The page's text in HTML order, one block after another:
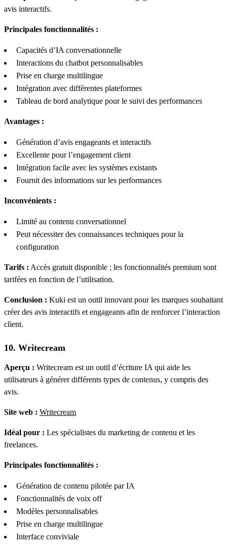
avis interactifs.
Principales fonctionnalités :
Capacités d’IA conversationnelle
Interactions du chatbot personnalisables
Prise en charge multilingue
Intégration avec différentes plateformes
Tableau de bord analytique pour le suivi des performances
Avantages :
Génération d’avis engageants et interactifs
Excellente pour l’engagement client
Intégration facile avec les systèmes existants
Fournit des informations sur les performances
Inconvénients :
Limité au contenu conversationnel
Peut nécessiter des connaissances techniques pour la
configuration
Tarifs : Accès gratuit disponible ; les fonctionnalités premium sont
tarifées en fonction de l’utilisation.
Conclusion : Kuki est un outil innovant pour les marques souhaitant
créer des avis interactifs et engageants afin de renforcer l’interaction
client.
10. Writecream
Aperçu : Writecream est un outil d’écriture IA qui aide les
utilisateurs à générer différents types de contenus, y compris des
avis.
Site web : Writecream
Idéal pour : Les spécialistes du marketing de contenu et les
freelances.
Principales fonctionnalités :
Génération de contenu pilotée par IA
Fonctionnalités de voix off
Modèles personnalisables
Prise en charge multilingue
Interface conviviale